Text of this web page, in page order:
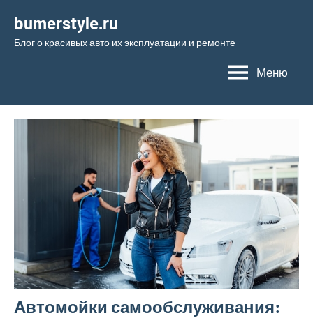
содержимому
bumerstyle.ru
Блог о красивых авто их эксплуатации и ремонте
Меню
Автомойки самообслуживания: